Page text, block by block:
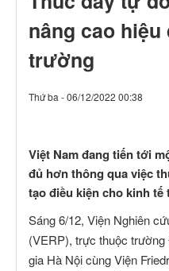
nâng cao
trường
Thứ ba - 06/12/2022 00:38
Việt Nam đang tiến tới
đủ hơn thông qua việc
tạo điều kiện cho kinh
Sáng 6/12, Viện Nghiên
(VERP), trực thuộc
gia Hà Nội cùng Viện